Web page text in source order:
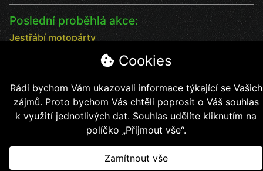
Poslední proběhlá akce:
Jestřábí motopárty
Jestřábí motopárty od 18 - 20.7. vystoupení kapel
Čas: 17:00
Místo:Jestřábí chýše
soutěže, kapely, jídlo, pití bezva kalba
Cookies
Rádi bychom Vám ukazovali informace týkající se Vašich
zájmů. Proto bychom Vás chtěli poprosit o Váš souhlas
k využití jednotlivých dat. Souhlas udělíte kliknutím na
políčko „Přijmout vše“.
Zamítnout vše